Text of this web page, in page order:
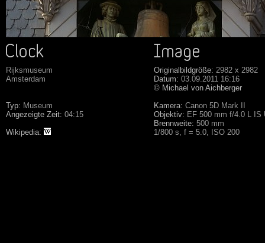
Rijksmuseum
Amsterdam
Typ: Museum
Angezeigte Zeit: 04:15
Wikipedia:
Originalbildgröße: 2982 x 2982
Datum: 03.09.2011 16:16
© Michael von Aichberger
Kamera: Canon 5D Mark II
Objektiv: EF 500 mm f/4.0 L IS
Brennweite: 500 mm
1/800 s, f = 5.0, ISO 200